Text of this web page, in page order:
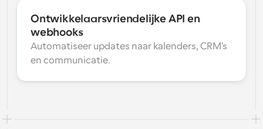
Ontwikkelaarsvriendelijke API en
webhooks
Automatiseer updates naar kalenders, CRM's
en communicatie.